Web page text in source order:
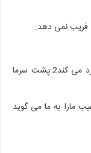
1:دوست مومن عیب ما را فقط به خودما گوش زد می کند2:پشت سرما
مارا به ما می گوید